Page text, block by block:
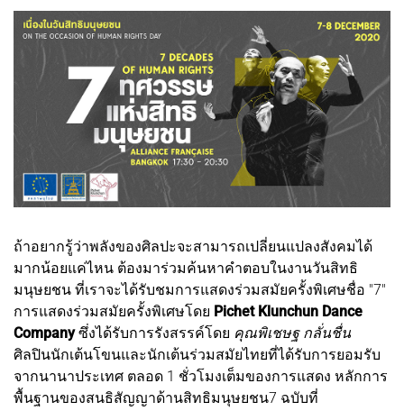
ถ้าอยากรู้ว่าพลังของศิลปะจะสามารถเปลี่ยนแปลงสังคมได้
มากน้อยแค่ไหน ต้องมาร่วมค้นหาคำตอบในงานวันสิทธิ
มนุษยชน ที่เราจะได้รับชมการแสดงร่วมสมัยครั้งพิเศษชื่อ "7"
การแสดงร่วมสมัยครั้งพิเศษโดย Pichet Klunchun Dance
Companyซึ่งได้รับการรังสรรค์โดย คุณพิเชษฐ กลั่นชื่น
ศิลปินนักเต้นโขนและนักเต้นร่วมสมัยไทยที่ได้รับการยอมรับ
จากนานาประเทศ ตลอด 1 ชั่วโมงเต็มของการแสดง หลักการ
พื้นฐานของสนธิสัญญาด้านสิทธิมนุษยชน7 ฉบับที่